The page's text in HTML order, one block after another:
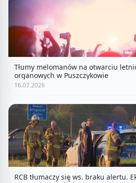
Tłumy melomanów na otwarciu
organowych w Puszczykowie
16.07.2026
RCB tłumaczy się ws. braku alertu.